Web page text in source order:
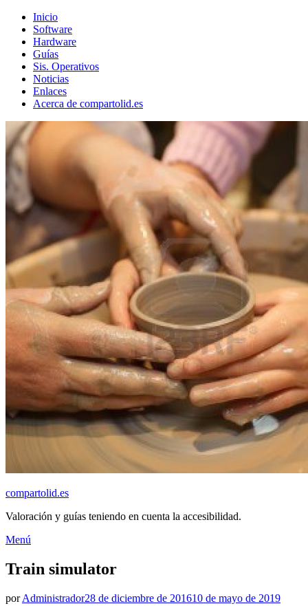
Inicio
Software
Hardware
Guías
Sis. Operativos
Noticias
Enlaces
Acerca de compartolid.es
compartolid.es
Valoración y guías teniendo en cuenta la accesibilidad.
Saltar
contenido
Menú
Train simulator
porAdministradorPublicado
28 de diciembre de 201610 de mayo de 2019